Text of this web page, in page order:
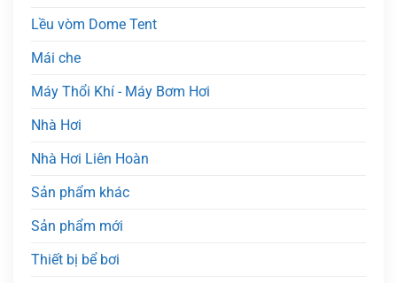
Lều vòm Dome Tent
Mái che
Máy Thổi Khí - Máy Bơm Hơi
Nhà Hơi
Nhà Hơi Liên Hoàn
Sản phẩm khác
Sản phẩm mới
Thiết bị bể bơi